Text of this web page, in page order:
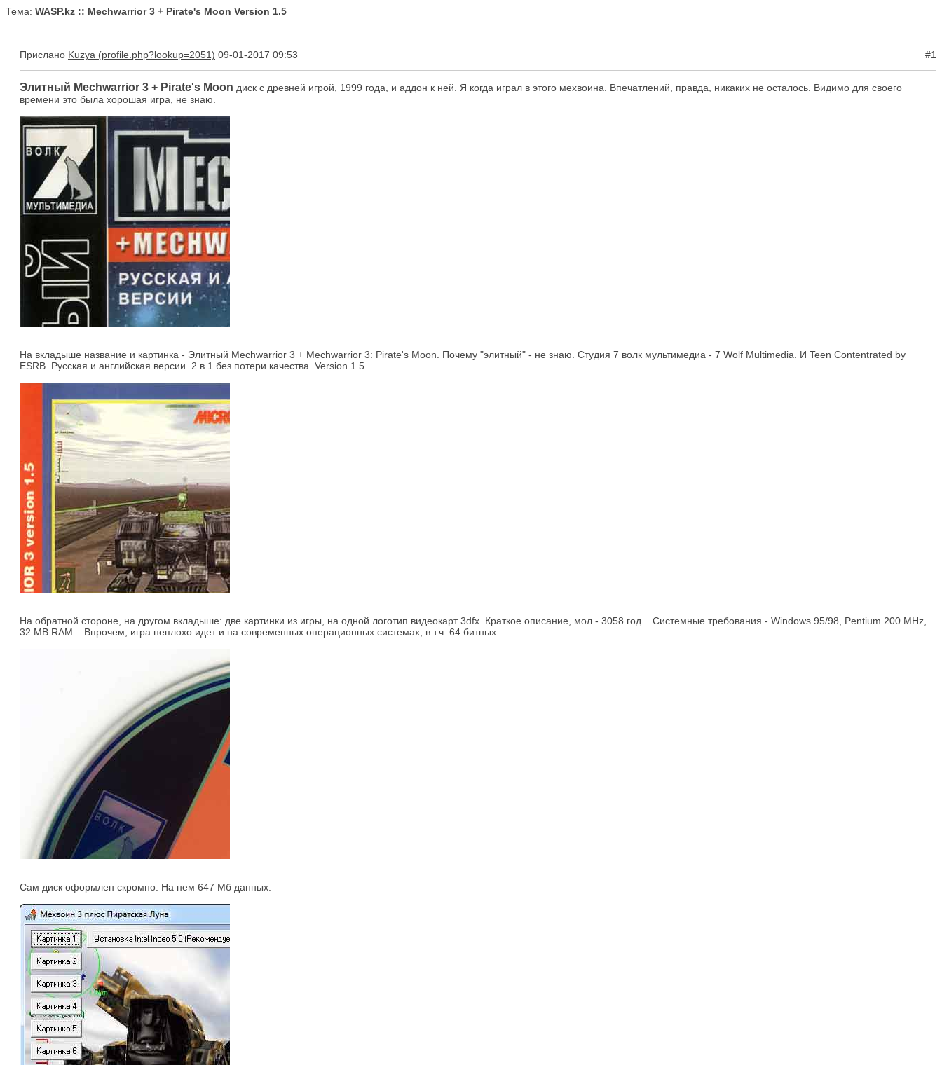
Тема: WASP.kz :: Mechwarrior 3 + Pirate's Moon Version 1.5
Прислано Kuzya 09-01-2017 09:53 #1
Элитный Mechwarrior 3 + Pirate's Moon диск с древней игрой, 1999 года, и аддон к ней. Я когда играл в этого мехвоина. Впечатлений, правда, никаких не осталось. Видимо для своего
времени это была хорошая игра, не знаю.
На вкладыше название и картинка - Элитный Mechwarrior 3 + Mechwarrior 3: Pirate's Moon. Почему "элитный" - не знаю. Студия 7 волк мультимедиа - 7 Wolf Multimedia. И Teen Contentrated by
ESRB. Русская и английская версии. 2 в 1 без потери качества. Version 1.5
На обратной стороне, на другом вкладыше: две картинки из игры, на одной логотип видеокарт 3dfx. Краткое описание, мол - 3058 год... Системные требования - Windows 95/98, Pentium 200 MHz,
32 MB RAM... Впрочем, игра неплохо идет и на современных операционных системах, в т.ч. 64 битных.
Сам диск оформлен скромно. На нем 647 Мб данных.